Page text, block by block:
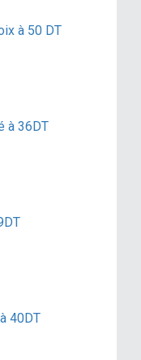
à 50 DT
à 36DT
40DT